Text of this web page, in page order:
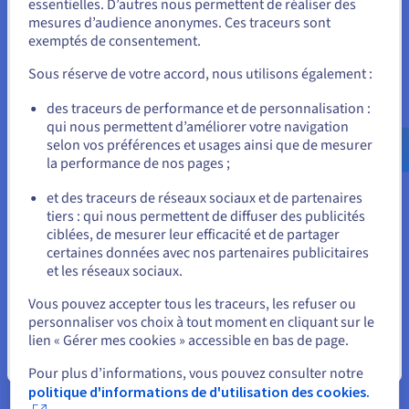
Oracle Database
de données relationnelles hautement évolutif et riche en
fonctionnalités. Il est connu pour ses fonctions de
sécurité avancées, son entreposage de données et son
ensemble complet d’outils SGBD. Les bases de données
d’entreprise et sont proposées dans diverses
configurations, y compris avec des options basées sur le
cloud.
Unis.
Pour commander, rendez-vous sur le site de votre pays (États-
Allez sur le site États-Unis
us.ovhcloud.com/learn Anglais USD - $
ou
Rester sur le site actuel
Sélectionner un autre site web
essentielles. D’autres nous permettent de réaliser des
mesures d’audience anonymes. Ces traceurs sont
exemptés de consentement.
Sous réserve de votre accord, nous utilisons également :
des traceurs de performance et de personnalisation :
qui nous permettent d’améliorer votre navigation
selon vos préférences et usages ainsi que de mesurer
la performance de nos pages ;
et des traceurs de réseaux sociaux et de partenaires
tiers : qui nous permettent de diffuser des publicités
ciblées, de mesurer leur efficacité et de partager
certaines données avec nos partenaires publicitaires
et les réseaux sociaux.
Vous pouvez accepter tous les traceurs, les refuser ou
personnaliser vos choix à tout moment en cliquant sur le
lien « Gérer mes cookies » accessible en bas de page.
Pour plus d’informations, vous pouvez consulter notre
politique d'informations de d'utilisation des cookies.